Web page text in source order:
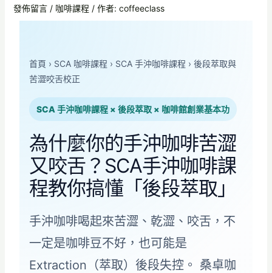
發佈留言 / 咖啡課程 / 作者: coffeeclass
首頁 › SCA 咖啡課程 › SCA 手沖咖啡課程 › 後段萃取與
苦澀咬舌校正
SCA 手沖咖啡課程 × 後段萃取 × 咖啡館創業基本功
為什麼你的手沖咖啡苦澀
又咬舌？SCA手沖咖啡課
程教你搞懂「後段萃取」
手沖咖啡喝起來苦澀、乾澀、咬舌，不
一定是咖啡豆不好，也可能是
Extraction（萃取）後段失控。 桑卓咖